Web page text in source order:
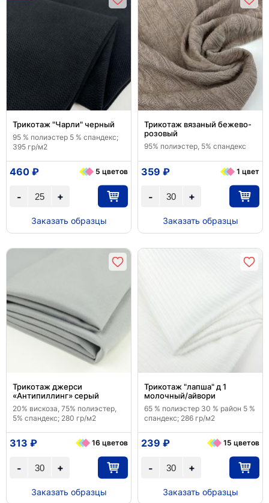
Трикотаж "Чарли" черный
95 % полиэстер 5 % спандекс;
395 гр/м2
+
-
460 ₽ 5 цветов
Заказать образцы
Трикотаж вязаный бежево-
розовый
95% полиэстер, 5% спандекс
+
-
359 ₽ 1 цвет
Заказать образцы
Трикотаж джерси
«Антипиллинг» серый
20% вискоза, 75% полиэстер,
5% спандекс; 280 гр/м2
+
-
313 ₽ 16 цветов
Заказать образцы
Трикотаж "лапша" д 1
молочный/айвори
65 % полиэстер 30 % район 5 %
спандекс; 286 гр/м2
+
-
239 ₽ 15 цветов
Заказать образцы